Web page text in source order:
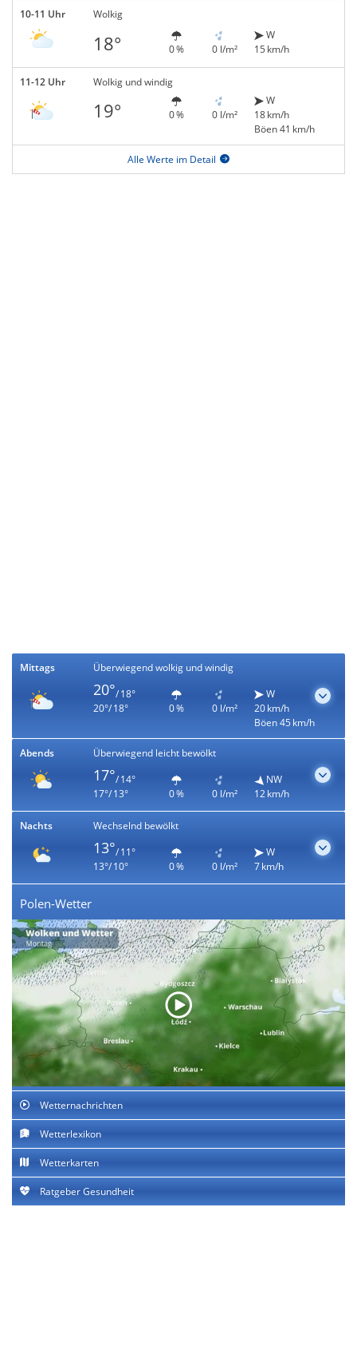
10-11 Uhr Wolkig
18° 0 % 0 l/m²
W
15 km/h
11-12 Uhr Wolkig und windig
19° 0 % 0 l/m²
W
18 km/h
Böen 41 km/h
Alle Werte im Detail
Mittags Überwiegend wolkig und windig
20°/ 18°
20°/ 18°
0 % 0 l/m²
W
20 km/h
Böen 45 km/h
Abends Überwiegend leicht bewölkt
17°/ 14°
17°/ 13°
0 % 0 l/m²
NW
12 km/h
Nachts Wechselnd bewölkt
13°/ 11°
13°/ 10°
0 % 0 l/m²
W
7 km/h
Polen-Wetter
Wetternachrichten
Wetterlexikon
Wetterkarten
Ratgeber Gesundheit